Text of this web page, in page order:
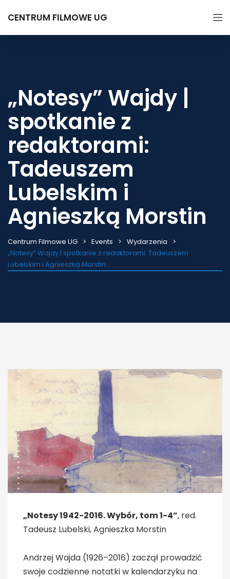
CENTRUM FILMOWE UG
„Notesy” Wajdy |
spotkanie z
redaktorami:
Tadeuszem
Lubelskim i
Agnieszką Morstin
Centrum Filmowe UG Events
Wydarzenia
„Notesy” Wajdy | spotkanie z redaktorami: Tadeuszem
Lubelskim i Agnieszką Morstin
„Notesy 1942-2016. Wybór, tom 1-4”, red.
Tadeusz Lubelski, Agnieszka Morstin
Andrzej Wajda (1926–2016) zaczął prowadzić
swoje codzienne notatki w kalendarzyku na